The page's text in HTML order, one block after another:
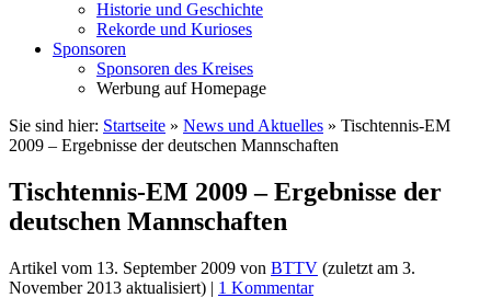
Historie und Geschichte
Rekorde und Kurioses
Sponsoren
Sponsoren des Kreises
Werbung auf Homepage
Sie sind hier: Startseite » News und Aktuelles » Tischtennis-EM
2009 – Ergebnisse der deutschen Mannschaften
Tischtennis-EM 2009 – Ergebnisse der
deutschen Mannschaften
Artikel vom 13. September 2009 von BTTV (zuletzt am 3.
November 2013 aktualisiert) | 1 Kommentar